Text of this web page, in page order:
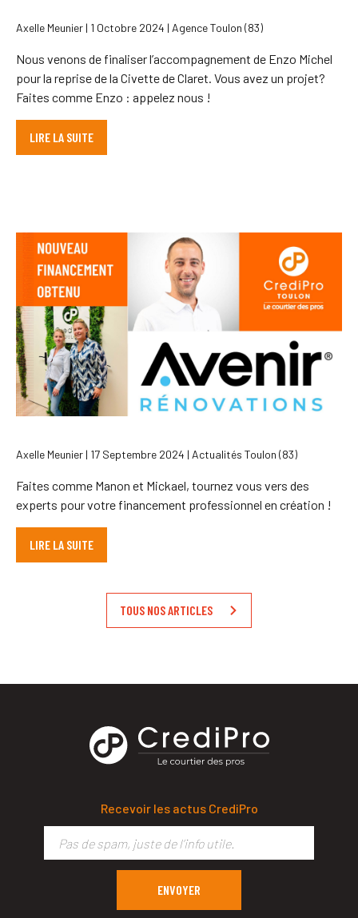
Axelle Meunier | 1 Octobre 2024 | Agence Toulon (83)
Nous venons de finaliser l’accompagnement de Enzo Michel
pour la reprise de la Civette de Claret. Vous avez un projet?
Faites comme Enzo : appelez nous !
LIRE LA SUITE
Axelle Meunier | 17 Septembre 2024 | Actualités Toulon (83)
Faites comme Manon et Mickael, tournez vous vers des
experts pour votre financement professionnel en création !
LIRE LA SUITE
TOUS NOS ARTICLES
Recevoir les actus CrediPro